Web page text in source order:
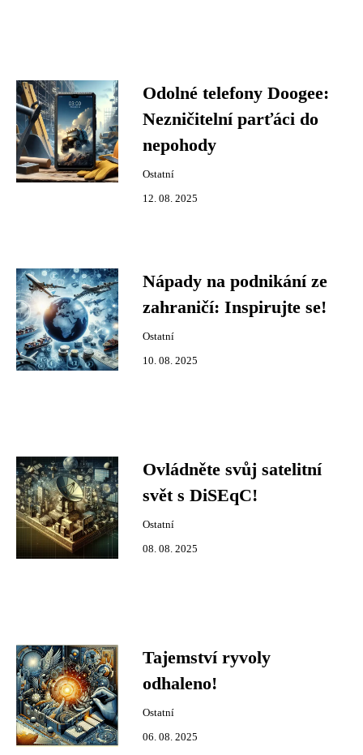
Odolné telefony Doogee:
Nezničitelní parťáci do
nepohody
Ostatní
12. 08. 2025
Nápady na podnikání ze
zahraničí: Inspirujte se!
Ostatní
10. 08. 2025
Ovládněte svůj satelitní
svět s DiSEqC!
Ostatní
08. 08. 2025
Tajemství ryvoly
odhaleno!
Ostatní
06. 08. 2025